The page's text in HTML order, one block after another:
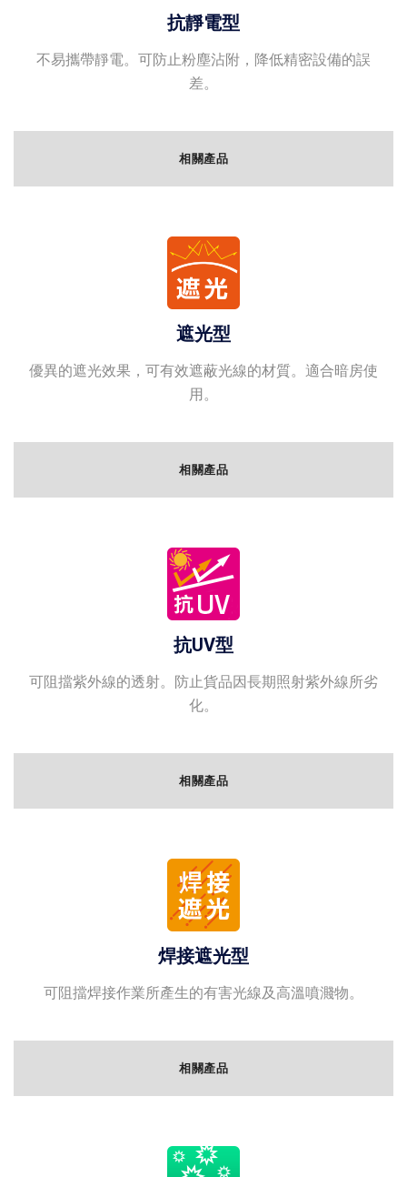
抗靜電型
不易攜帶靜電。可防止粉塵沾附，降低精密設備的誤
差。
相關產品
遮光型
優異的遮光效果，可有效遮蔽光線的材質。適合暗房使
用。
相關產品
抗UV型
可阻擋紫外線的透射。防止貨品因長期照射紫外線所劣
化。
相關產品
焊接遮光型
可阻擋焊接作業所產生的有害光線及高溫噴濺物。
相關產品